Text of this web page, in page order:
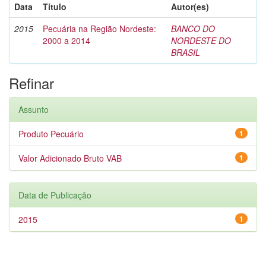
Data
Título
Autor(es)
2015
Pecuária na Região Nordeste:
2000 a 2014
BANCO DO
NORDESTE DO
BRASIL
Refinar
Assunto
1
Produto Pecuário
1
Valor Adicionado Bruto VAB
Data de Publicação
1
2015